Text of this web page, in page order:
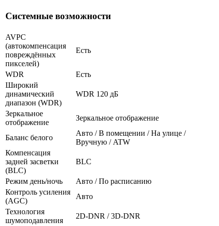
Системные возможности
AVPC
(автокомпенсация
повреждённых
пикселей)
Есть
WDR
Есть
Широкий
динамический
диапазон (WDR)
WDR 120 дБ
Зеркальное
отображение
Зеркальное отображение
Баланс белого
Авто / В помещении / На улице /
Вручную / ATW
Компенсация
задней засветки
(BLC)
BLC
Режим день/ночь
Авто / По расписанию
Контроль усиления
(AGC)
Авто
Технология
шумоподавления
2D-DNR / 3D-DNR